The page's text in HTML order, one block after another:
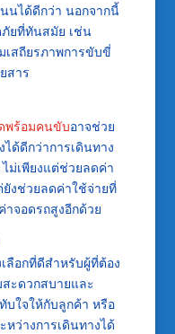
นได้ดีกว่า นอกจากนี้
ยที่ทันสมัย เช่น
สถียรภาพการขับขี่
สาร
พร้อมคนขับอาจช่วย
ด้ดีกว่าการเดินทาง
ม่เพียงแต่ช่วยลดค่า
งช่วยลดค่าใช้จ่ายที่
าจอดรถสูงอีกด้วย
ลือกที่ดีสำหรับผู้ที่ต้อง
สะดวกสบายและ
บใจให้กับลูกค้า หรือ
ว่างการเดินทางได้